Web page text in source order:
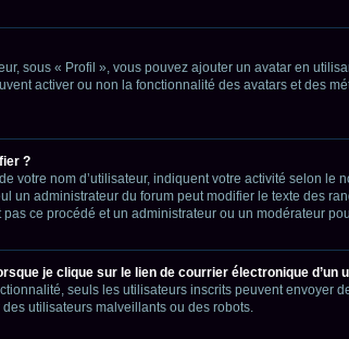
sous « Profil », vous pouvez ajouter un avatar en
activer ou non la fonctionnalité des avatars et des
?
votre nom d’utilisateur, indiquent votre activité selon
un administrateur du forum peut modifier le texte des
ce procédé et un administrateur ou un modérateur
je clique sur le lien de courrier électronique d’un
seuls les utilisateurs inscrits peuvent
utilisateurs malveillants ou des robots.